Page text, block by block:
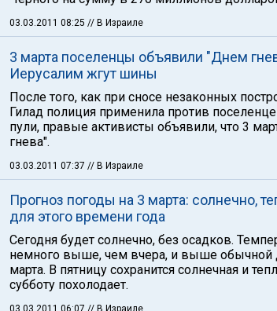
03.03.2011 08:25 // В Израиле
3 марта поселенцы объявили "Днем
Иерусалим жгут шины
После того, как при сносе незаконных
Гилад полиция применила против
пули, правые активисты объявили, что 3
гнева".
03.03.2011 07:37 // В Израиле
Прогноз погоды на 3 марта: солнечно,
для этого времени года
Сегодня будет солнечно, без осадков.
немного выше, чем вчера, и выше обычной
марта. В пятницу сохранится солнечная и
субботу похолодает.
03.03.2011 06:07 // В Израиле